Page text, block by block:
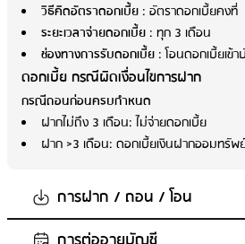
วิธีคิดอัตราดอกเบี้ย : อัตราดอกเบี้ยคงที่
ระยะเวลาจ่ายดอกเบี้ย : ทุก 3 เดือน
ช่องทางการรับดอกเบี้ย : โอนดอกเบี้ยเข้
ดอกเบี้ย กรณีผิดเงื่อนไขการฝาก
กรณีถอนก่อนครบกำหนด
ฝากไม่ถึง 3 เดือน: ไม่จ่ายดอกเบี้ย
ฝาก >3 เดือน: ดอกเบี้ยเงินฝากออมทรั
การฝาก / ถอน / โอน